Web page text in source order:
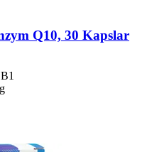
Q10, 30 Kapslar